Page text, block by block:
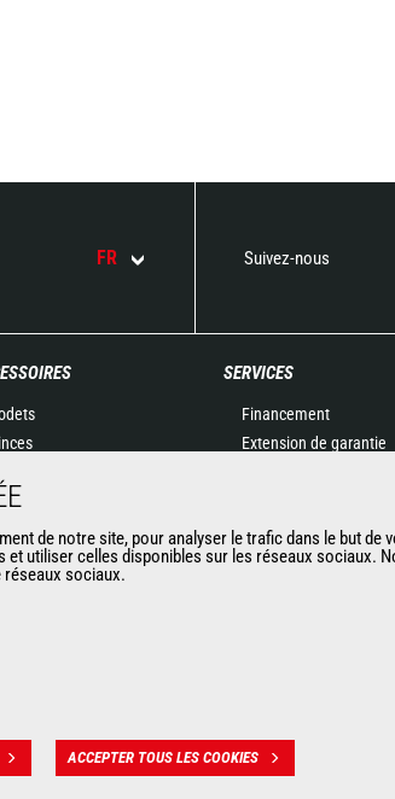
FR Suivez-nous
et Grappins
SERVICES
Financement
Extension de garantie
Solutions connectées
Outil de Diagnostic
de notre site, pour analyser le trafic dans le but de
utiliser celles disponibles sur les réseaux sociaux.
réseaux sociaux.
ACCEPTER TOUS LES COOKIES